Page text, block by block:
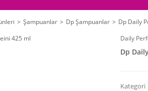
Şampuanlar Dp Şampuanlar
Dp Daily
Daily
Dp
Kategori